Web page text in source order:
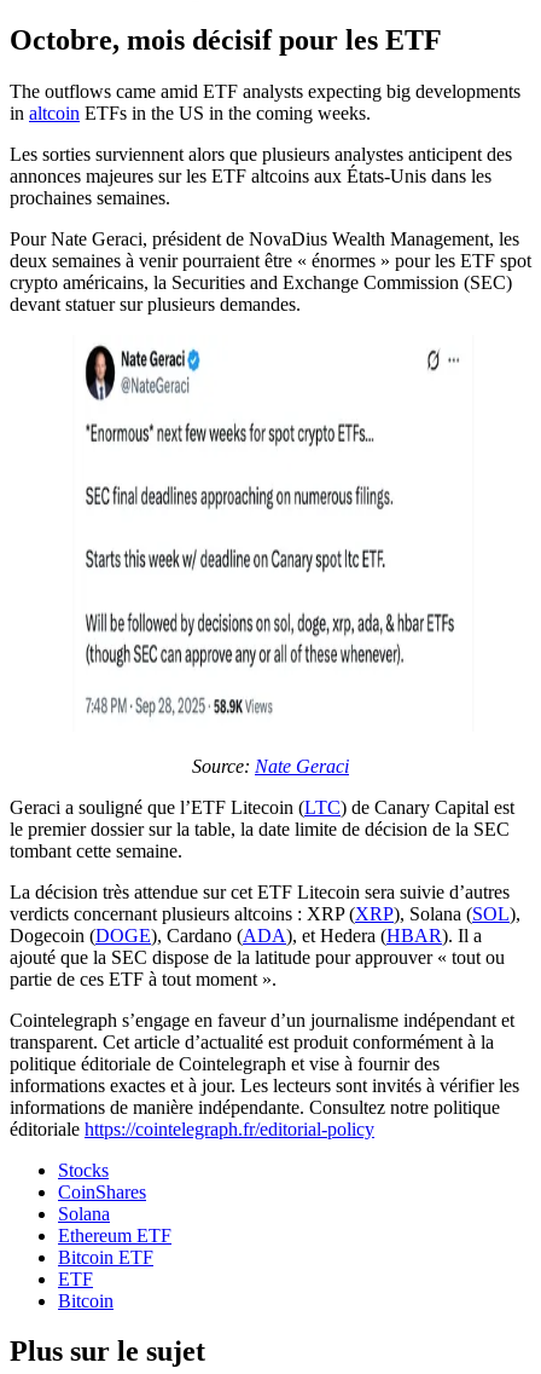
Octobre, mois décisif pour les ETF
The outflows came amid ETF analysts expecting big developments
in altcoin ETFs in the US in the coming weeks.
Les sorties surviennent alors que plusieurs analystes anticipent des
annonces majeures sur les ETF altcoins aux États-Unis dans les
prochaines semaines.
Pour Nate Geraci, président de NovaDius Wealth Management, les
deux semaines à venir pourraient être « énormes » pour les ETF spot
crypto américains, la Securities and Exchange Commission (SEC)
devant statuer sur plusieurs demandes.
Source: Nate Geraci
Geraci a souligné que l’ETF Litecoin (LTC) de Canary Capital est
le premier dossier sur la table, la date limite de décision de la SEC
tombant cette semaine.
La décision très attendue sur cet ETF Litecoin sera suivie d’autres
verdicts concernant plusieurs altcoins : XRP (XRP), Solana (SOL),
Dogecoin (DOGE), Cardano (ADA), et Hedera (HBAR). Il a
ajouté que la SEC dispose de la latitude pour approuver « tout ou
partie de ces ETF à tout moment ».
Cointelegraph s’engage en faveur d’un journalisme indépendant et
transparent. Cet article d’actualité est produit conformément à la
politique éditoriale de Cointelegraph et vise à fournir des
informations exactes et à jour. Les lecteurs sont invités à vérifier les
informations de manière indépendante. Consultez notre politique
éditoriale https://cointelegraph.fr/editorial-policy
Stocks
CoinShares
Solana
Ethereum ETF
Bitcoin ETF
ETF
Bitcoin
Plus sur le sujet